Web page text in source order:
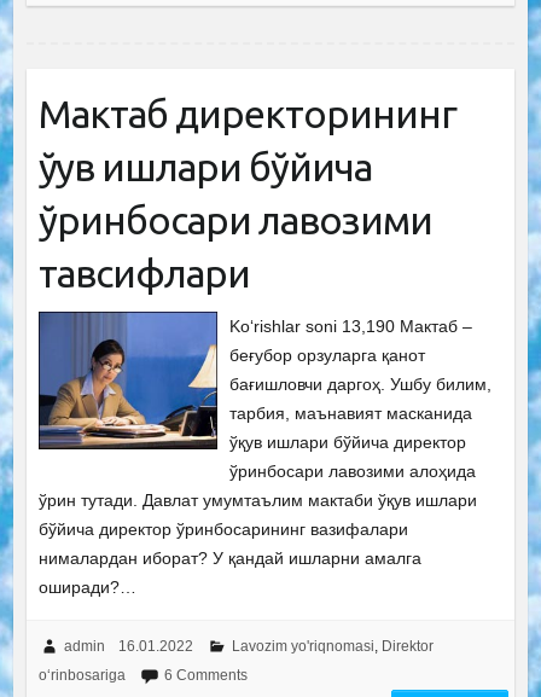
Мактаб директорининг
ўқув ишлари бўйича
ўринбосари лавозими
тавсифлари
Ko‘rishlar soni 13,190 Мактаб –
беғубор орзуларга қанот
бағишловчи даргоҳ. Ушбу билим,
тарбия, маънавият масканида
ўқув ишлари бўйича директор
ўринбосари лавозими алоҳида
ўрин тутади. Давлат умумтаълим мактаби ўқув ишлари
бўйича директор ўринбосарининг вазифалари
нималардан иборат? У қандай ишларни амалга
оширади?…
admin 16.01.2022 Lavozim yo'riqnomasi, Direktor
o‘rinbosariga
6 Comments